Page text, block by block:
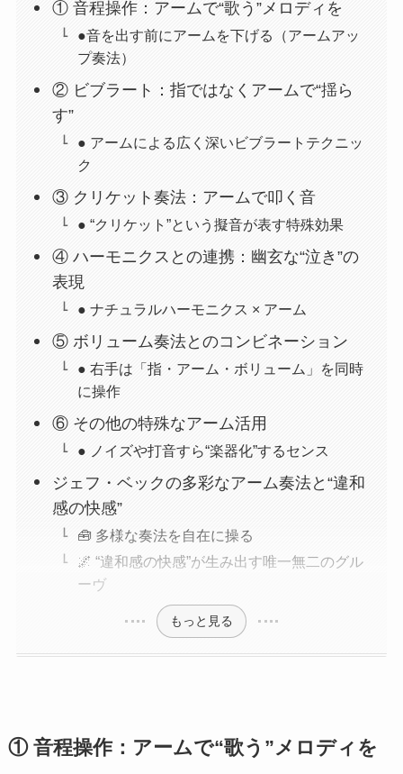
① 音程操作：アームで“歌う”メロディを
●音を出す前にアームを下げる（アームアッ
プ奏法）
② ビブラート：指ではなくアームで“揺ら
す”
● アームによる広く深いビブラートテクニッ
ク
③ クリケット奏法：アームで叩く音
● “クリケット”という擬音が表す特殊効果
④ ハーモニクスとの連携：幽玄な“泣き”の
表現
● ナチュラルハーモニクス × アーム
⑤ ボリューム奏法とのコンビネーション
● 右手は「指・アーム・ボリューム」を同時
に操作
⑥ その他の特殊なアーム活用
● ノイズや打音すら“楽器化”するセンス
ジェフ・ベックの多彩なアーム奏法と“違和
感の快感”
🧰 多様な奏法を自在に操る
🌌 “違和感の快感”が生み出す唯一無二のグル
ーヴ
もっと見る
① 音程操作：アームで“歌う”メロディを